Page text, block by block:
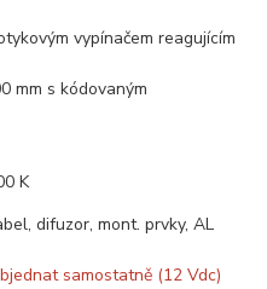
vypínačem reagujícím
mm s kódovaným
K
difuzor, mont. prvky, AL
samostatně (12 Vdc)